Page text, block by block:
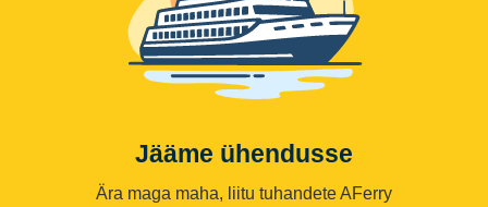
Jääme ühendusse
Ära maga maha, liitu tuhandete AFerry